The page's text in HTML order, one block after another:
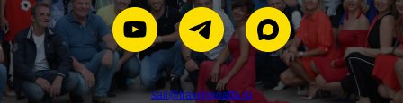
sail@travelregatta.ru